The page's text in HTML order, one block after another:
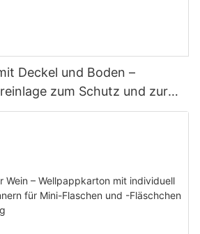
Deckel und Boden –
zum Schutz und zur
– Packshion